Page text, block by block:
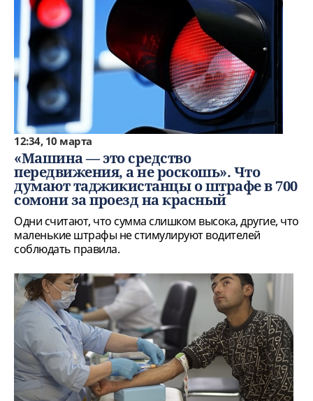
12:34, 10 марта
«Машина — это средство
передвижения, а не роскошь». Что
думают таджикистанцы о штрафе в 700
сомони за проезд на красный
Одни считают, что сумма слишком высока, другие, что
маленькие штрафы не стимулируют водителей
соблюдать правила.